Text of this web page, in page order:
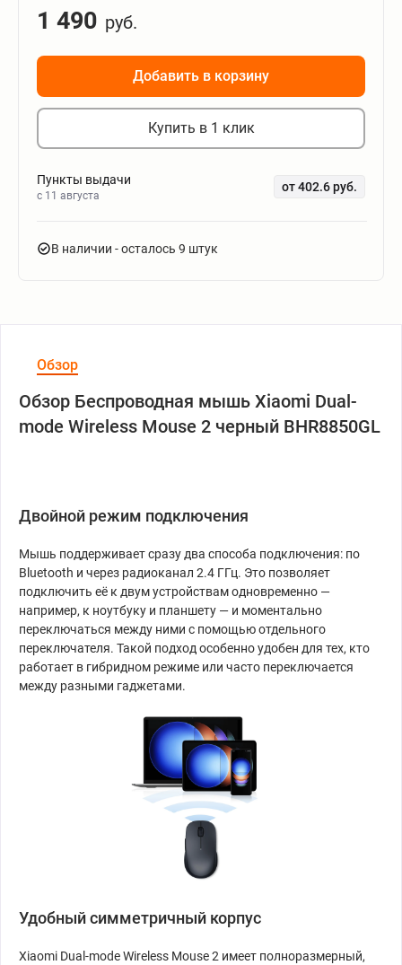
1 490 руб.
Добавить в корзину
Купить в 1 клик
Пункты выдачи
c 11 августа
от 402.6 руб.
В наличии - осталось 9 штук
Обзор
Обзор Беспроводная мышь Xiaomi Dual-
mode Wireless Mouse 2 черный BHR8850GL
Двойной режим подключения
Мышь поддерживает сразу два способа подключения: по
Bluetooth и через радиоканал 2.4 ГГц. Это позволяет
подключить её к двум устройствам одновременно —
например, к ноутбуку и планшету — и моментально
переключаться между ними с помощью отдельного
переключателя. Такой подход особенно удобен для тех, кто
работает в гибридном режиме или часто переключается
между разными гаджетами.
Удобный симметричный корпус
Xiaomi Dual-mode Wireless Mouse 2 имеет полноразмерный,